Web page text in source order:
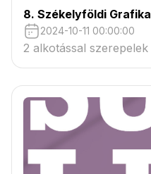
8. Székelyföldi
2024-10-11 00:00:00
2 alkotással